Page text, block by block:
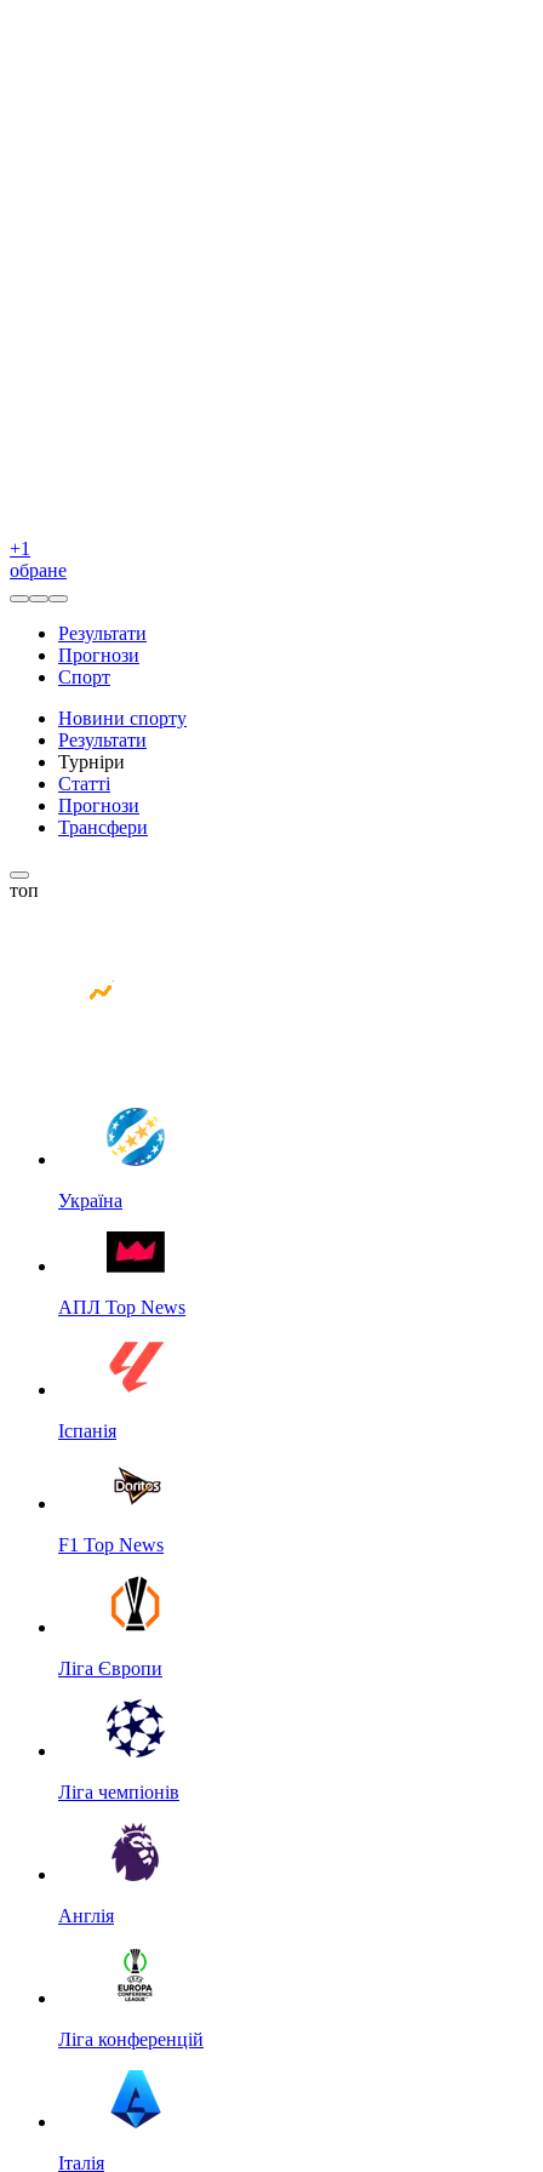
+1
обране
Результати
Прогнози
Спорт
Новини спорту
Результати
Турніри
Статті
Прогнози
Трансфери
топ
Україна
АПЛ Top News
Іспанія
F1 Top News
Ліга Європи
Ліга чемпіонів
Англія
Ліга конференцій
Італія